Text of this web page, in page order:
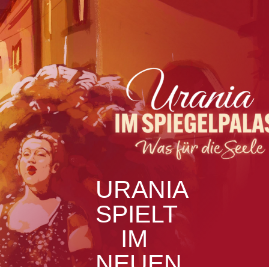
URANIA
SPIELT
IM